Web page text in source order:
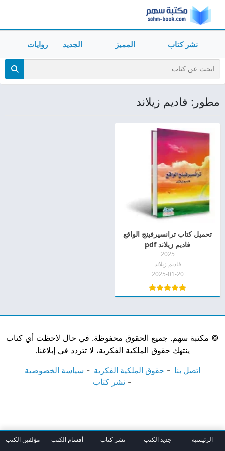
نشر كتاب المميز الجديد روايات
مطور: فاديم زيلاند
تحميل كتاب ترانسيرفينج الواقع
فاديم زيلاند pdf
2025
فاديم زيلاند
2025-01-20
© مكتبة سهم. جميع الحقوق محفوظة. في حال لاحظت أي كتاب
ينتهك حقوق الملكية الفكرية، لا تتردد في إبلاغنا.
اتصل بنا حقوق الملكية الفكرية
سياسة الخصوصية
نشر كتاب
الرئيسية جديد الكتب نشر كتاب أقسام الكتب مؤلفين الكتب